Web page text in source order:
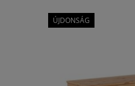
ÚJDONSÁG